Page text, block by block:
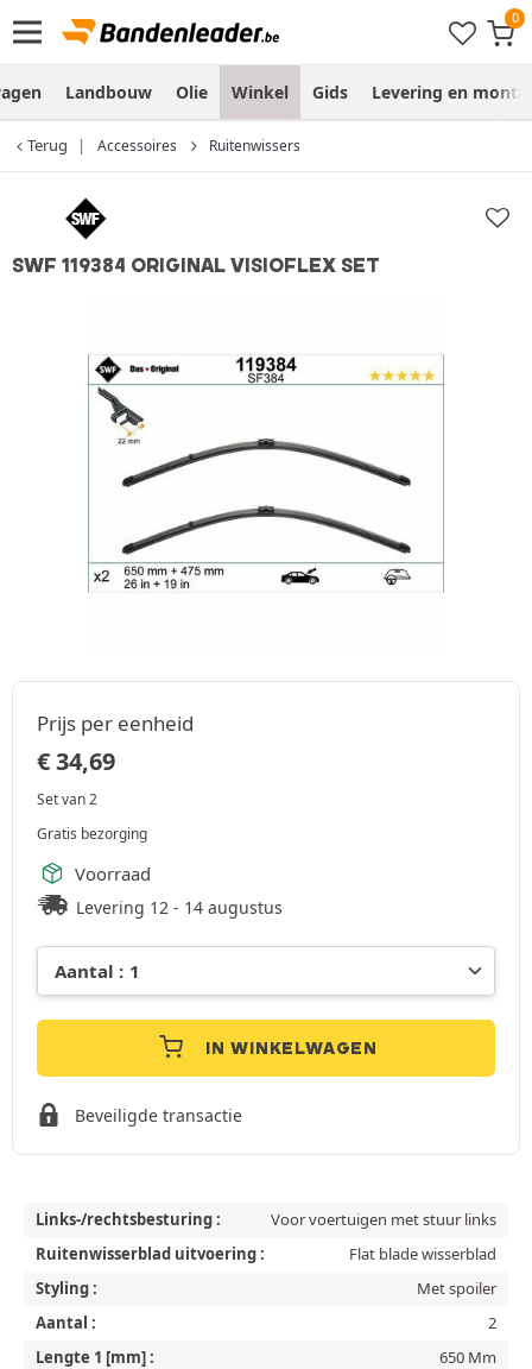
Landbouw Olie Winkel Gids Levering en
Terug Accessoires Ruitenwissers
SWF 119384 ORIGINAL VISIOFLEX SET
Prijs per eenheid
€34,69
Set van 2
Gratis bezorging
Voorraad
Levering 12 - 14 augustus
IN WINKELWAGEN
Beveiligde transactie
Links-/rechtsbesturing :
Voor voertuigen met stuur links
Ruitenwisserblad uitvoering :
Flat blade wisserblad
Styling :
Met spoiler
Aantal :
2
Lengte 1 [mm] :
650 Mm